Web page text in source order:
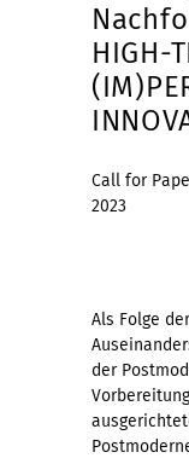
HIGH-
Call for
2023
Als Folge
der